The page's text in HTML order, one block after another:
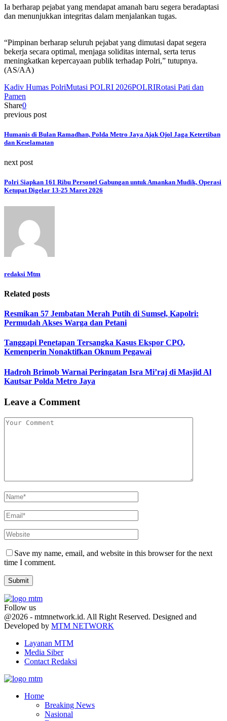
Ia berharap pejabat yang mendapat amanah baru segera beradaptasi
dan menunjukkan integritas dalam menjalankan tugas.
“Pimpinan berharap seluruh pejabat yang dimutasi dapat segera
bekerja secara optimal, menjaga soliditas internal, serta terus
meningkatkan kepercayaan publik terhadap Polri,” tutupnya.
(AS/AA)
Kadiv Humas PolriMutasi POLRI 2026POLRIRotasi Pati dan
Pamen
Share0
previous post
Humanis di Bulan Ramadhan, Polda Metro Jaya Ajak Ojol Jaga Ketertiban
dan Keselamatan
next post
Polri Siapkan 161 Ribu Personel Gabungan untuk Amankan Mudik, Operasi
Ketupat Digelar 13-25 Maret 2026
redaksi Mtm
Related posts
Resmikan 57 Jembatan Merah Putih di Sumsel, Kapolri:
Permudah Akses Warga dan Petani
Tanggapi Penetapan Tersangka Kasus Ekspor CPO,
Kemenperin Nonaktifkan Oknum Pegawai
Hadroh Brimob Warnai Peringatan Isra Mi’raj di Masjid Al
Kautsar Polda Metro Jaya
Leave a Comment
Save my name, email, and website in this browser for the next
time I comment.
Follow us
Facebook
Twitter
Youtube
@2026 - mtmnetwork.id. All Right Reserved. Designed and
Developed by MTM NETWORK
Layanan MTM
Media Siber
Contact Redaksi
Home
Breaking News
Nasional